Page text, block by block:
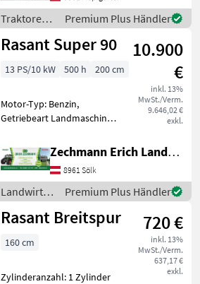
Höchstgeschwindigkeit in
km/h: 30 km/h, Oberlenker
hinten: me
Traktoren /
Rasant
Premium Plus Händler
Rasant Super 90
10.900
€
inkl. 13%
MwSt./Verm.
9.646,02 €
exkl.
13 PS/10 kW 500 h 200 cm
Motor-Typ: Benzin,
Getriebeart Landmaschine:
Zylinderanzahl: 1 Zylinder,
Doppelmesser,
Zwillingsräder,
Differentialsperre,
Lenkbremse, Bandrechen
wenig gebr
Zechmann Erich Landmaschinen-Portalbau
8961 Sölk
Landwirtsch.
Motorfahrzeuge
/ Rasant
Premium Plus Händler
Rasant Breitspur 720 €
inkl. 13%
MwSt./Verm.
637,17 €
exkl.
160 cm
Zylinderanzahl: 1 Zylinder